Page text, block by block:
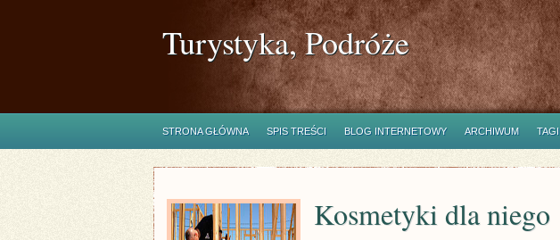
Turystyka, Podróże
STRONA GŁÓWNA SPIS TREŚCI BLOG INTERNETOWY ARCHIWUM TAGI
Kosmetyki dla niego